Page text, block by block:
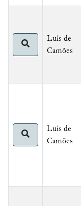
Luís de
Camões
Luís de
Camões